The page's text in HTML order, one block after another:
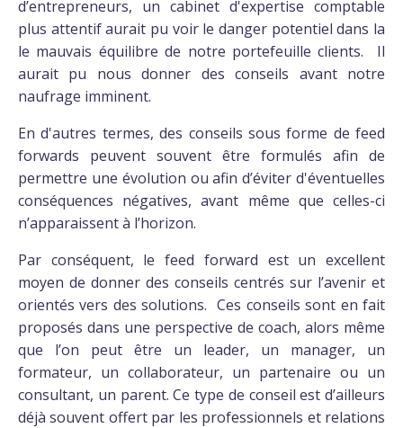
d’entrepreneurs, un cabinet d'expertise comptable
plus attentif aurait pu voir le danger potentiel dans la
le mauvais équilibre de notre portefeuille clients. Il
aurait pu nous donner des conseils avant notre
naufrage imminent.
En d'autres termes, des conseils sous forme de feed
forwards peuvent souvent être formulés afin de
permettre une évolution ou afin d’éviter d'éventuelles
conséquences négatives, avant même que celles-ci
n’apparaissent à l’horizon.
Par conséquent, le feed forward est un excellent
moyen de donner des conseils centrés sur l’avenir et
orientés vers des solutions. Ces conseils sont en fait
proposés dans une perspective de coach, alors même
que l’on peut être un leader, un manager, un
formateur, un collaborateur, un partenaire ou un
consultant, un parent. Ce type de conseil est d’ailleurs
déjà souvent offert par les professionnels et relations